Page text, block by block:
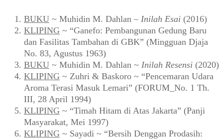
BUKU ~ Muhidin M. Dahlan – Inilah Esai (2016)
KLIPING ~ “Ganefo: Pembangunan Gedung Baru
dan Fasilitas Tambahan di GBK” (Mingguan Djaja
No. 83, Agustus 1963)
BUKU ~ Muhidin M. Dahlan ~ Inilah Resensi (2020)
KLIPING ~ Zuhri & Baskoro ~ “Pencemaran Udara
Aroma Terasi Masuk Lemari” (FORUM_No. 1 Th.
III, 28 April 1994)
KLIPING ~ “Timah Hitam di Atas Jakarta” (Panji
Masyarakat, Mei 1997)
KLIPING ~ Sayadi ~ “Bersih Denggan Prodasih: